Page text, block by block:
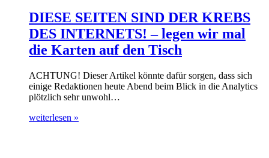
DIESE SEITEN SIND DER KREBS
DES INTERNETS! – legen wir mal
die Karten auf den Tisch
ACHTUNG! Dieser Artikel könnte dafür sorgen, dass sich
einige Redaktionen heute Abend beim Blick in die Analytics
plötzlich sehr unwohl…
weiterlesen »